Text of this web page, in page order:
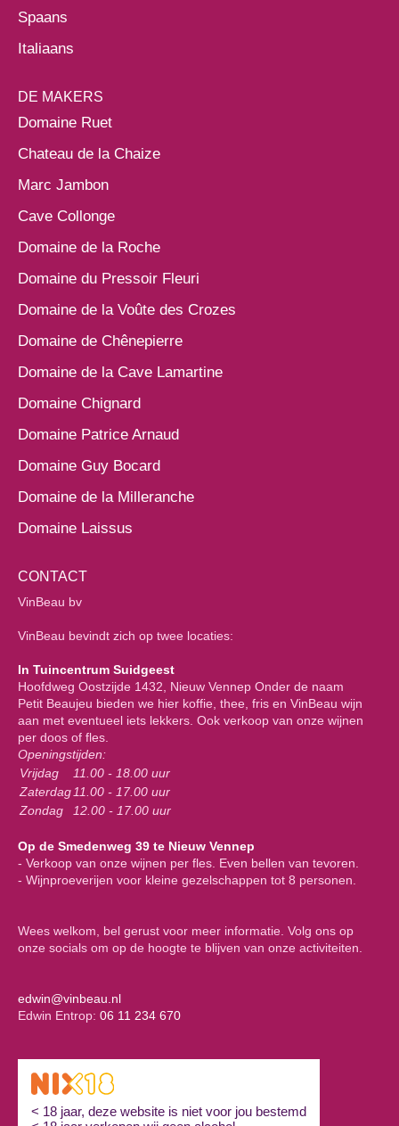
Spaans
Italiaans
DE MAKERS
Domaine Ruet
Chateau de la Chaize
Marc Jambon
Cave Collonge
Domaine de la Roche
Domaine du Pressoir Fleuri
Domaine de la Voûte des Crozes
Domaine de Chênepierre
Domaine de la Cave Lamartine
Domaine Chignard
Domaine Patrice Arnaud
Domaine Guy Bocard
Domaine de la Milleranche
Domaine Laissus
CONTACT
VinBeau bv
VinBeau bevindt zich op twee locaties:
In Tuincentrum Suidgeest
Hoofdweg Oostzijde 1432, Nieuw Vennep Onder de naam
Petit Beaujeu bieden we hier koffie, thee, fris en VinBeau wijn
aan met eventueel iets lekkers. Ook verkoop van onze wijnen
per doos of fles.
Openingstijden:
Vrijdag
11.00 - 18.00 uur
Zaterdag 11.00 - 17.00 uur
Zondag
12.00 - 17.00 uur
Op de Smedenweg 39 te Nieuw Vennep
- Verkoop van onze wijnen per fles. Even bellen van tevoren.
- Wijnproeverijen voor kleine gezelschappen tot 8 personen.
Wees welkom, bel gerust voor meer informatie. Volg ons op
onze socials om op de hoogte te blijven van onze activiteiten.
edwin@vinbeau.nl
Edwin Entrop: 06 11 234 670
< 18 jaar, deze website is niet voor jou bestemd